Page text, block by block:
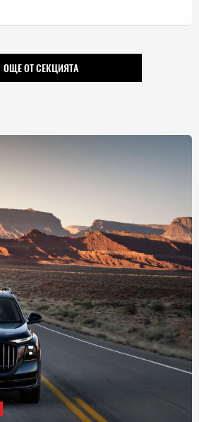
ОЩЕ ОТ СЕКЦИЯТА